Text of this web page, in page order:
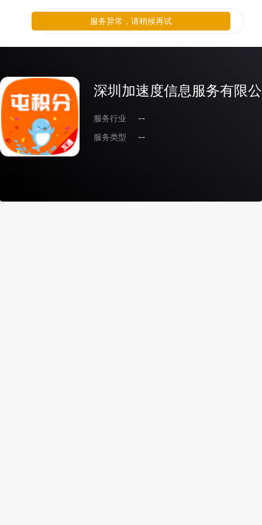
深圳加速度信息服务有限
服务行业
--
服务类型
--
服务异常，请稍候再试